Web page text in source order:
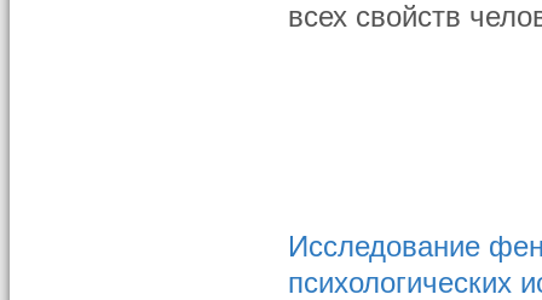
всех свойств
Исследование
психологических